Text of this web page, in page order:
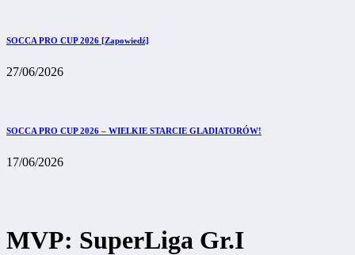
SOCCA PRO CUP 2026 [Zapowiedź]
27/06/2026
SOCCA PRO CUP 2026 – WIELKIE STARCIE GLADIATORÓW!
17/06/2026
MVP: SuperLiga Gr.I